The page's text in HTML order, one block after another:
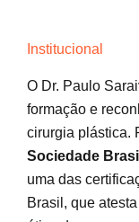
Institucional
O Dr. Paulo
formação e
cirurgia plástica.
Sociedade
uma das
Brasil, que